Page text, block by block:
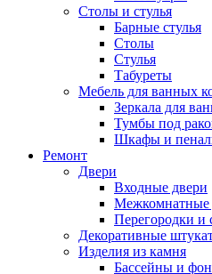
Столы и стулья
Барные стулья
Столы
Стулья
Табуреты
Мебель для ванных
Зеркала для
Тумбы под
Шкафы и
Ремонт
Двери
Входные двери
Межкомнатные
Перегородки и
Декоративные
Изделия из камня
Бассейны и